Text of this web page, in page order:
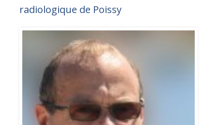
radiologique de Poissy